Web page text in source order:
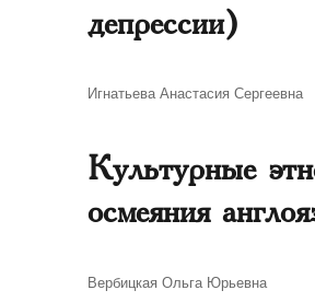
депрессии)
Автор
Игнатьева Анастасия Сергеевна
Культурные
осмеяния
Автор
Вербицкая Ольга Юрьевна